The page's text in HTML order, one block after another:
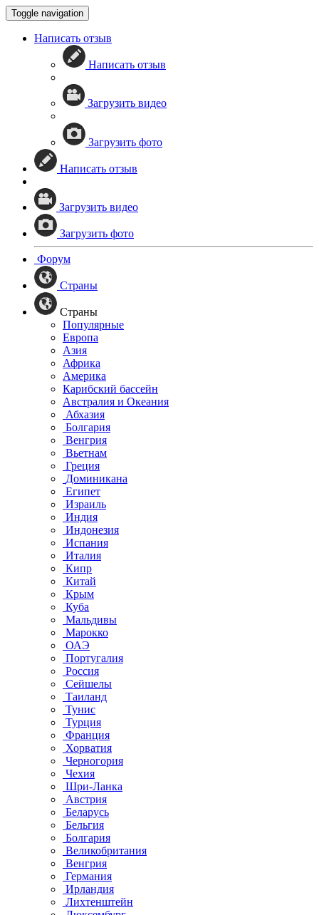
Toggle navigation
Написать отзыв
Написать отзыв
Загрузить видео
Загрузить фото
Написать отзыв
Загрузить видео
Загрузить фото
Форум
Страны
Страны
Популярные
Европа
Азия
Африка
Америка
Карибский бассейн
Австралия и Океания
Абхазия
Болгария
Венгрия
Вьетнам
Греция
Доминикана
Египет
Израиль
Индия
Индонезия
Испания
Италия
Кипр
Китай
Крым
Куба
Мальдивы
Марокко
ОАЭ
Португалия
Россия
Сейшелы
Таиланд
Тунис
Турция
Франция
Хорватия
Черногория
Чехия
Шри-Ланка
Австрия
Беларусь
Бельгия
Болгария
Великобритания
Венгрия
Германия
Ирландия
Лихтенштейн